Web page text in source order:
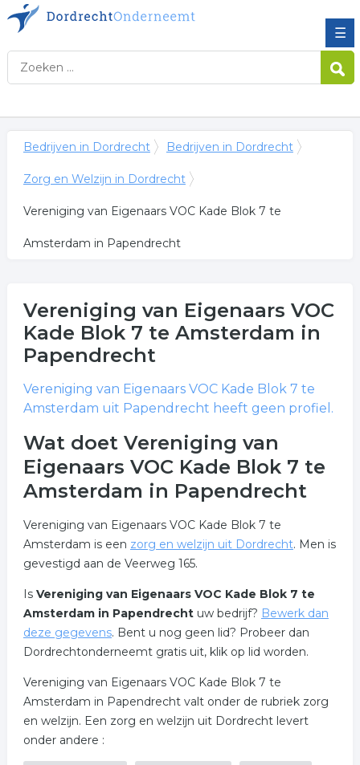
☰
Bedrijven in Dordrecht Bedrijven in Dordrecht
Zorg en Welzijn in Dordrecht
Vereniging van Eigenaars VOC Kade Blok 7 te
Amsterdam in Papendrecht
Vereniging van Eigenaars VOC
Kade Blok 7 te Amsterdam in
Papendrecht
Vereniging van Eigenaars VOC Kade Blok 7 te
Amsterdam uit Papendrecht heeft geen profiel.
Wat doet Vereniging van
Eigenaars VOC Kade Blok 7 te
Amsterdam in Papendrecht
Vereniging van Eigenaars VOC Kade Blok 7 te
Amsterdam is een zorg en welzijn uit Dordrecht. Men is
gevestigd aan de Veerweg 165.
Is Vereniging van Eigenaars VOC Kade Blok 7 te
Amsterdam in Papendrechtuw bedrijf? Bewerk dan
deze gegevens. Bent u nog geen lid? Probeer dan
Dordrechtonderneemt gratis uit, klik op lid worden.
Vereniging van Eigenaars VOC Kade Blok 7 te
Amsterdam in Papendrecht valt onder de rubriek zorg
en welzijn. Een zorg en welzijn uit Dordrecht levert
onder andere :